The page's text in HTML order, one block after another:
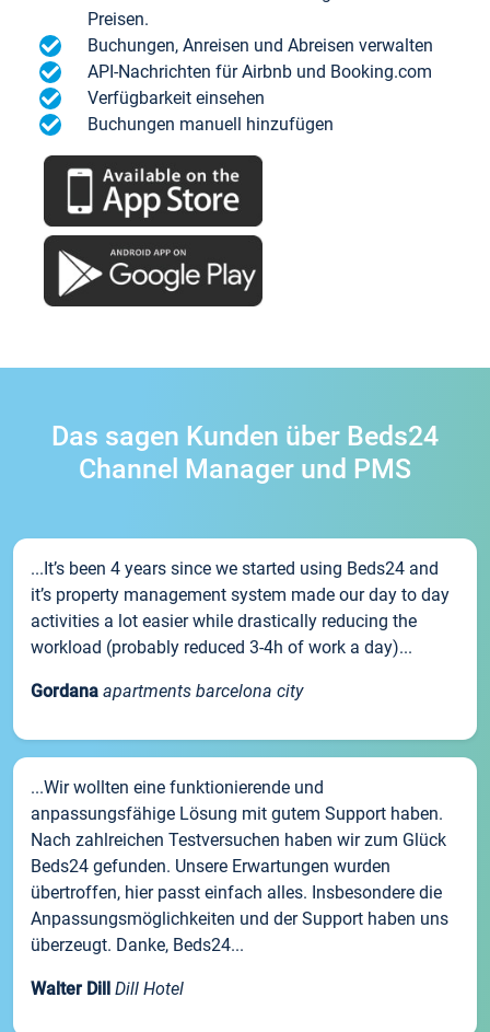
Preisen.
Buchungen, Anreisen und Abreisen verwalten
API-Nachrichten für Airbnb und Booking.com
Verfügbarkeit einsehen
Buchungen manuell hinzufügen
Das sagen Kunden über Beds24
Channel Manager und PMS
...It’s been 4 years since we started using Beds24 and
it’s property management system made our day to day
activities a lot easier while drastically reducing the
workload (probably reduced 3-4h of work a day)...
Gordana apartments barcelona city
...Wir wollten eine funktionierende und
anpassungsfähige Lösung mit gutem Support haben.
Nach zahlreichen Testversuchen haben wir zum Glück
Beds24 gefunden. Unsere Erwartungen wurden
übertroffen, hier passt einfach alles. Insbesondere die
Anpassungsmöglichkeiten und der Support haben uns
überzeugt. Danke, Beds24...
Walter Dill Dill Hotel